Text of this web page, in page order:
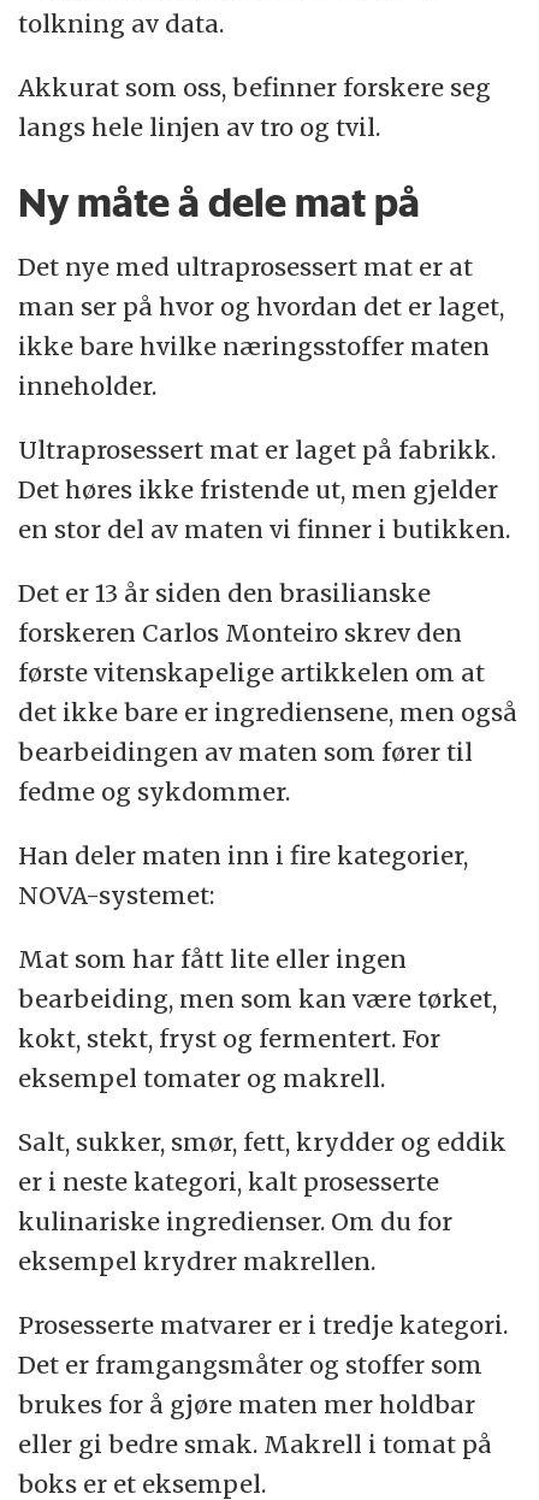
tolkning av data.
Akkurat som oss, befinner forskere seg
langs hele linjen av tro og tvil.
Ny måte å dele mat på
Det nye med ultraprosessert mat er at
man ser på hvor og hvordan det er laget,
ikke bare hvilke næringsstoffer maten
inneholder.
Ultraprosessert mat er laget på fabrikk.
Det høres ikke fristende ut, men gjelder
en stor del av maten vi finner i butikken.
Det er 13 år siden den brasilianske
forskeren Carlos Monteiro skrev den
første vitenskapelige artikkelen om at
det ikke bare er ingrediensene, men også
bearbeidingen av maten som fører til
fedme og sykdommer.
Han deler maten inn i fire kategorier,
NOVA-systemet:
Mat som har fått lite eller ingen
bearbeiding, men som kan være tørket,
kokt, stekt, fryst og fermentert. For
eksempel tomater og makrell.
Salt, sukker, smør, fett, krydder og eddik
er i neste kategori, kalt prosesserte
kulinariske ingredienser. Om du for
eksempel krydrer makrellen.
Prosesserte matvarer er i tredje kategori.
Det er framgangsmåter og stoffer som
brukes for å gjøre maten mer holdbar
eller gi bedre smak. Makrell i tomat på
boks er et eksempel.